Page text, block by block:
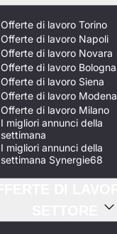
Offerte di lavoro Torino
Offerte di lavoro Napoli
Offerte di lavoro Novara
Offerte di lavoro Bologna
Offerte di lavoro Siena
Offerte di lavoro Modena
Offerte di lavoro Milano
I migliori annunci della
settimana
I migliori annunci della
settimana Synergie68